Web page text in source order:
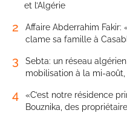
et l’Algérie
2
Affaire Abderrahim Fakir:
clame sa famille à
3
Sebta: un réseau
mobilisation à la mi-
4
«C’est notre résidence
Bouznika, des